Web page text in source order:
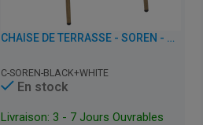
CHAISE DE TERRASSE - SOREN - NOIR-BLANC
C-SOREN-BLACK+WHITE
En stock
Livraison: 3 - 7 Jours Ouvrables